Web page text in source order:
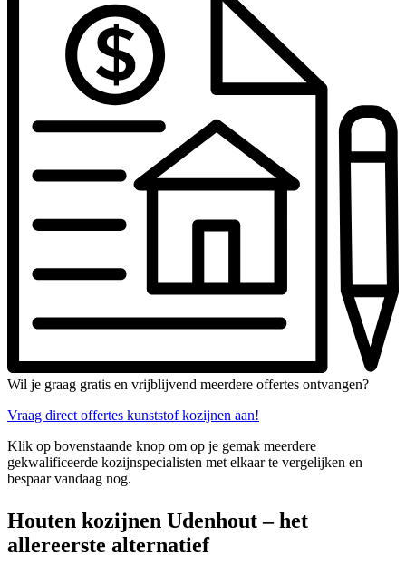
Wil je graag gratis en vrijblijvend meerdere offertes ontvangen?
Vraag direct offertes kunststof kozijnen aan!
Klik op bovenstaande knop om op je gemak meerdere
gekwalificeerde kozijnspecialisten met elkaar te vergelijken en
bespaar vandaag nog.
Houten kozijnen Udenhout – het
allereerste alternatief